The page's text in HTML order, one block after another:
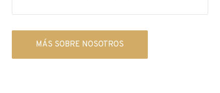
MÁS SOBRE NOSOTROS